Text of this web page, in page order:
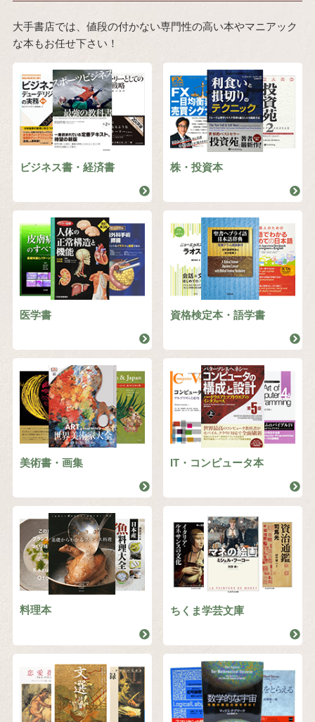
大手書店では、値段の付かない専門性の高い本やマニアック
な本もお任せ下さい！
ビジネス書・経済書 株・投資本
医学書 資格検定本・語学書
美術書・画集 IT・コンピュータ本
料理本 ちくま学芸文庫